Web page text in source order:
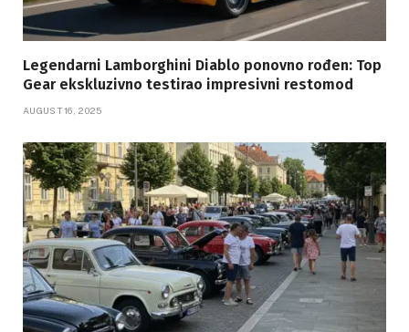
Legendarni Lamborghini Diablo ponovno rođen: Top
Gear ekskluzivno testirao impresivni restomod
AUGUST 16, 2025